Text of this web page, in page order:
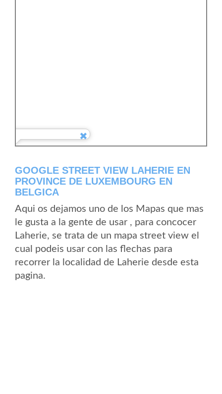
GOOGLE STREET VIEW LAHERIE EN
PROVINCE DE LUXEMBOURG EN
BELGICA
Aqui os dejamos uno de los Mapas que mas
le gusta a la gente de usar , para concocer
Laherie, se trata de un mapa street view el
cual podeis usar con las flechas para
recorrer la localidad de Laherie desde esta
pagina.